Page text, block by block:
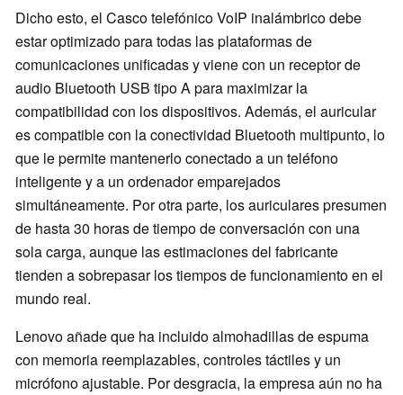
Dicho esto, el Casco telefónico VoIP inalámbrico debe
estar optimizado para todas las plataformas de
comunicaciones unificadas y viene con un receptor de
audio Bluetooth USB tipo A para maximizar la
compatibilidad con los dispositivos. Además, el auricular
es compatible con la conectividad Bluetooth multipunto, lo
que le permite mantenerlo conectado a un teléfono
inteligente y a un ordenador emparejados
simultáneamente. Por otra parte, los auriculares presumen
de hasta 30 horas de tiempo de conversación con una
sola carga, aunque las estimaciones del fabricante
tienden a sobrepasar los tiempos de funcionamiento en el
mundo real.
Lenovo añade que ha incluido almohadillas de espuma
con memoria reemplazables, controles táctiles y un
micrófono ajustable. Por desgracia, la empresa aún no ha